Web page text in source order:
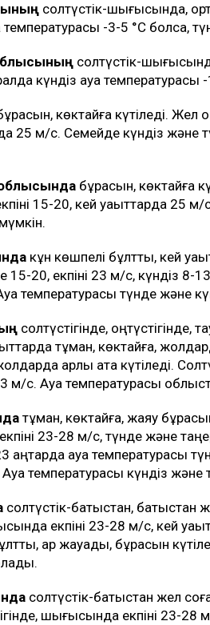
солтүстік-шығысында,
температурасы -3-5 °C болса,
солтүстік-
күндіз ауа температурасы
көктайғақ күтіледі.
25 м/с. Семейде күндіз және
бұрқасын, көктайғақ
15-20, кей уақыттарда 25
кұн көшпелі бұлтты, кей
20, екпіні 23 м/с, күндіз 8-
температурасы түнде және
солтүстігінде,
тұман, көктайғақ,
қарлы қатқақ күтіледі.
м/с. Ауа температурасы
тұман, көктайғақ, жаяу
23-28 м/с, түнде және
қаңтарда ауа температурасы
Ауа температурасы күндіз және
солтүстік-батыстан,
екпіні 23-28 м/с, кей
қар жауады, бұрқасын
солтүстік-батыстан жел
шығысында екпіні 23-